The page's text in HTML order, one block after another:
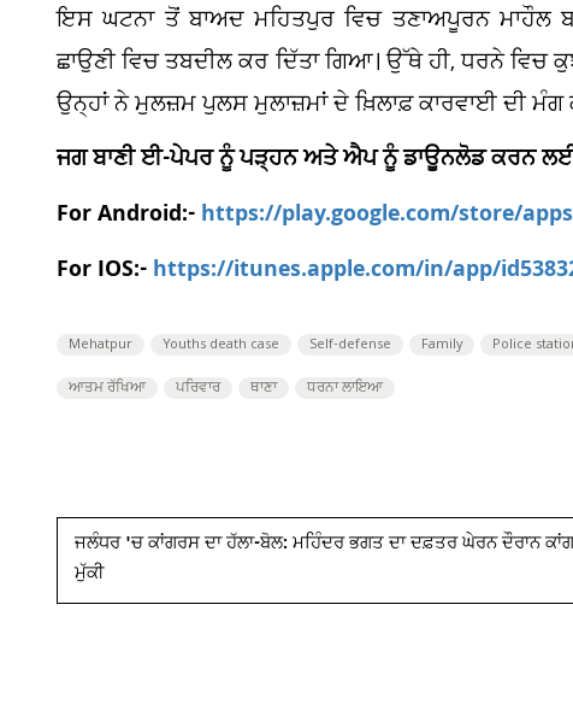
ਇਸ ਘਟਨਾ ਤੋਂ ਬਾਅਦ ਮਹਿਤਪੁਰ ਵਿਚ ਤਣਾਅਪੂਰਨ ਮਾਹੌਲ
ਛਾਉਣੀ ਵਿਚ ਤਬਦੀਲ ਕਰ ਦਿੱਤਾ ਗਿਆ। ਉੱਥੇ ਹੀ, ਧਰਨੇ
ਉਨ੍ਹਾਂ ਨੇ ਮੁਲਜ਼ਮ ਪੁਲਸ ਮੁਲਾਜ਼ਮਾਂ ਦੇ ਖ਼ਿਲਾਫ਼ ਕਾਰਵਾਈ ਦੀ ਮੰਗ
ਜਗ ਬਾਣੀ ਈ-ਪੇਪਰ ਨੂੰ ਪੜ੍ਹਨ ਅਤੇ ਐਪ ਨੂੰ ਡਾਊਨਲੋਡ ਕਰਨ
For Android:-https://play.google.com/store/
For IOS:-https://itunes.apple.com/in/app/
Mehatpur Youths death case Self-defense Family Police
ਆਤਮ ਰੱਖਿਆ ਪਰਿਵਾਰ ਥਾਣਾ ਧਰਨਾ ਲਾਇਆ
ਜਲੰਧਰ 'ਚ ਕਾਂਗਰਸ ਦਾ ਹੱਲਾ-ਬੋਲ: ਮਹਿੰਦਰ ਭਗਤ ਦਾ ਦਫ਼ਤਰ ਘੇਰਨ ਦੌਰਾਨ
ਮੁੱਕੀ